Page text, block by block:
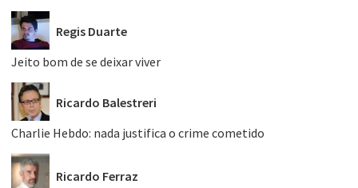
Regis Duarte
Jeito bom de se deixar viver
Ricardo Balestreri
Charlie Hebdo: nada justifica o crime cometido
Ricardo Ferraz